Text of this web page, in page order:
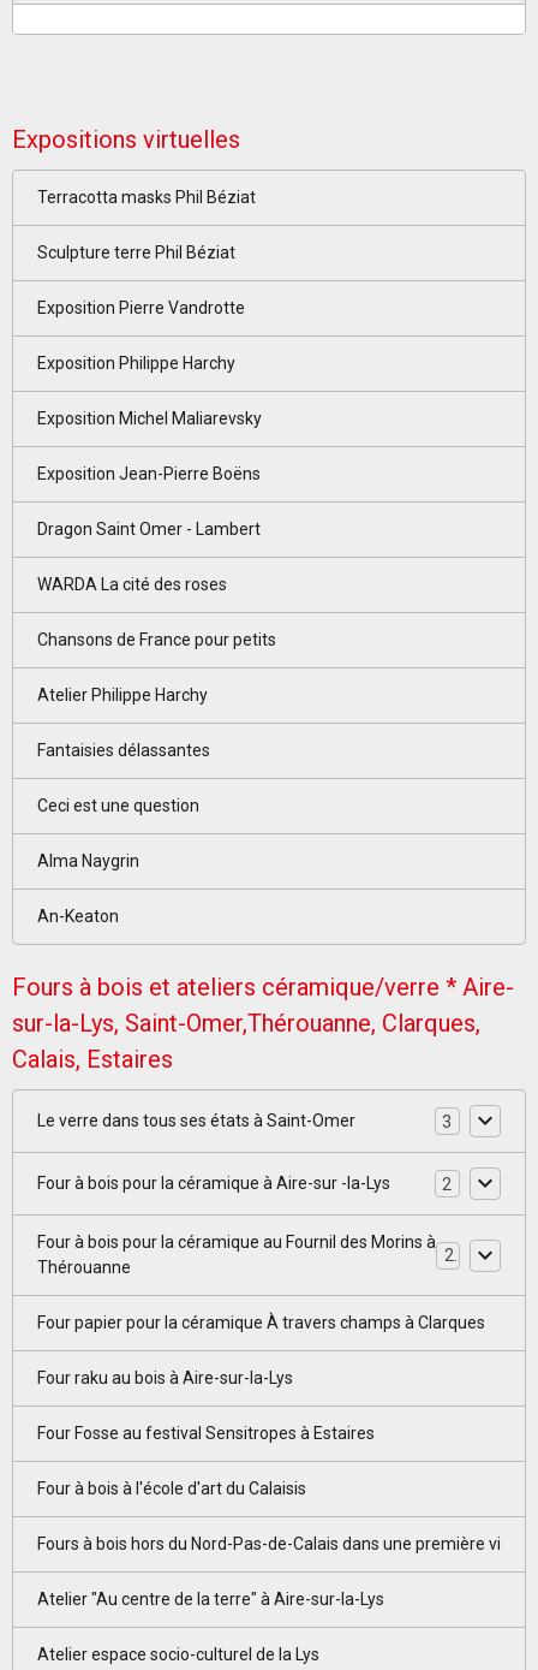
Expositions virtuelles
Terracotta masks Phil Béziat
Sculpture terre Phil Béziat
Exposition Pierre Vandrotte
Exposition Philippe Harchy
Exposition Michel Maliarevsky
Exposition Jean-Pierre Boëns
Dragon Saint Omer - Lambert
WARDA La cité des roses
Chansons de France pour petits
Atelier Philippe Harchy
Fantaisies délassantes
Ceci est une question
Alma Naygrin
An-Keaton
Fours à bois et ateliers céramique/verre * Aire-
sur-la-Lys, Saint-Omer,Thérouanne, Clarques,
Calais, Estaires
Le verre dans tous ses états à Saint-Omer 3
Four à bois pour la céramique à Aire-sur -la-Lys 2
Four à bois pour la céramique au Fournil des Morins à
Thérouanne
Four papier pour la céramique À travers champs à Clarques
Four raku au bois à Aire-sur-la-Lys
Four Fosse au festival Sensitropes à Estaires
Four à bois à l'école d'art du Calaisis
Fours à bois hors du Nord-Pas-de-Calais dans une première vi
Atelier "Au centre de la terre" à Aire-sur-la-Lys
Atelier espace socio-culturel de la Lys